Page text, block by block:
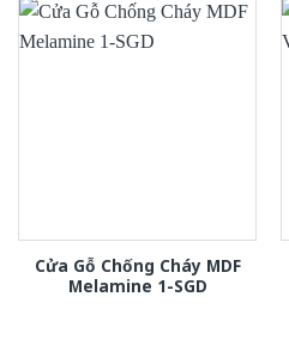
Cửa Gỗ Chống Cháy MDF
Melamine 1-SGD